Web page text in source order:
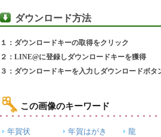
ダウンロード方法
１：ダウンロードキーの取得をクリック
２：LINE@に登録しダウンロードキーを獲得
３：ダウンロードキーを入力しダウンロードボタ
この画像のキーワード
年賀状 年賀はがき 龍